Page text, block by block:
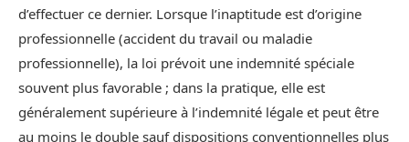
d’effectuer ce dernier. Lorsque l’inaptitude est d’origine
professionnelle (accident du travail ou maladie
professionnelle), la loi prévoit une indemnité spéciale
souvent plus favorable ; dans la pratique, elle est
généralement supérieure à l’indemnité légale et peut être
au moins le double sauf dispositions conventionnelles plus